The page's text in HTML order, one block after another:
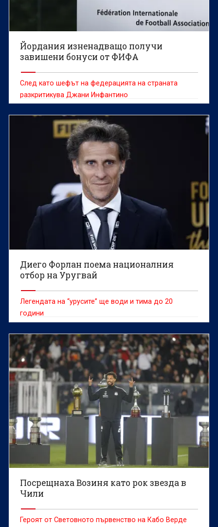
Йордания изненадващо получи
завишени бонуси от ФИФА
След като шефът на федерацията на страната
разкритикува Джани Инфантино
Диего Форлан поема националния
отбор на Уругвай
Легендата на “урусите” ще води и тима до 20
години
Посрещнаха Возиня като рок звезда в
Чили
Героят от Световното първенство на Кабо Верде